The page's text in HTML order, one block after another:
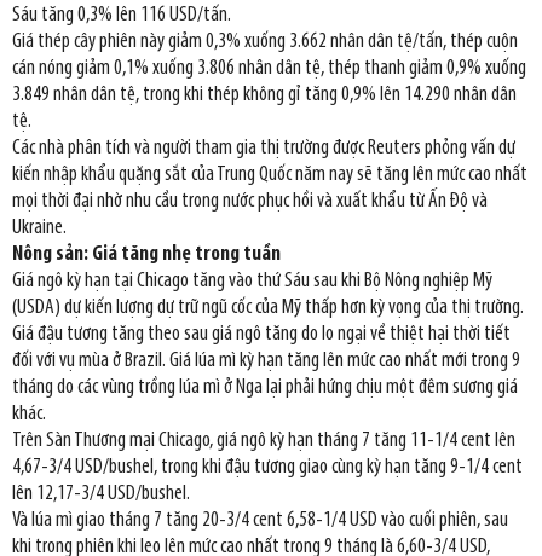
Sáu tăng 0,3% lên 116 USD/tấn.
Giá thép cây phiên này giảm 0,3% xuống 3.662 nhân dân tệ/tấn, thép cuộn
cán nóng giảm 0,1% xuống 3.806 nhân dân tệ, thép thanh giảm 0,9% xuống
3.849 nhân dân tệ, trong khi thép không gỉ tăng 0,9% lên 14.290 nhân dân
tệ.
Các nhà phân tích và người tham gia thị trường được Reuters phỏng vấn dự
kiến nhập khẩu quặng sắt của Trung Quốc năm nay sẽ tăng lên mức cao nhất
mọi thời đại nhờ nhu cầu trong nước phục hồi và xuất khẩu từ Ấn Độ và
Ukraine.
Nông sản: Giá tăng nhẹ trong tuần
Giá ngô kỳ hạn tại Chicago tăng vào thứ Sáu sau khi Bộ Nông nghiệp Mỹ
(USDA) dự kiến lượng dự trữ ngũ cốc của Mỹ thấp hơn kỳ vọng của thị trường.
Giá đậu tương tăng theo sau giá ngô tăng do lo ngại về thiệt hại thời tiết
đối với vụ mùa ở Brazil. Giá lúa mì kỳ hạn tăng lên mức cao nhất mới trong 9
tháng do các vùng trồng lúa mì ở Nga lại phải hứng chịu một đêm sương giá
khác.
Trên Sàn Thương mại Chicago, giá ngô kỳ hạn tháng 7 tăng 11-1/4 cent lên
4,67-3/4 USD/bushel, trong khi đậu tương giao cùng kỳ hạn tăng 9-1/4 cent
lên 12,17-3/4 USD/bushel.
Và lúa mì giao tháng 7 tăng 20-3/4 cent 6,58-1/4 USD vào cuối phiên, sau
khi trong phiên khi leo lên mức cao nhất trong 9 tháng là 6,60-3/4 USD,